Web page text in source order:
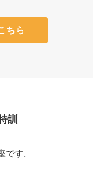
ちら
訓
す。